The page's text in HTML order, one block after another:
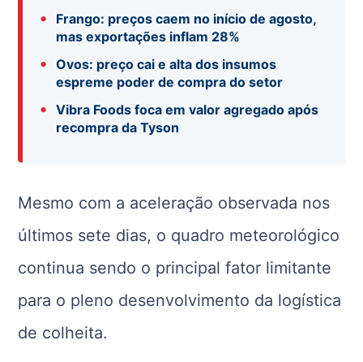
•
Frango: preços caem no início de agosto,
mas exportações inflam 28%
•
Ovos: preço cai e alta dos insumos
espreme poder de compra do setor
•
Vibra Foods foca em valor agregado após
recompra da Tyson
Mesmo com a aceleração observada nos
últimos sete dias, o quadro meteorológico
continua sendo o principal fator limitante
para o pleno desenvolvimento da logística
de colheita.